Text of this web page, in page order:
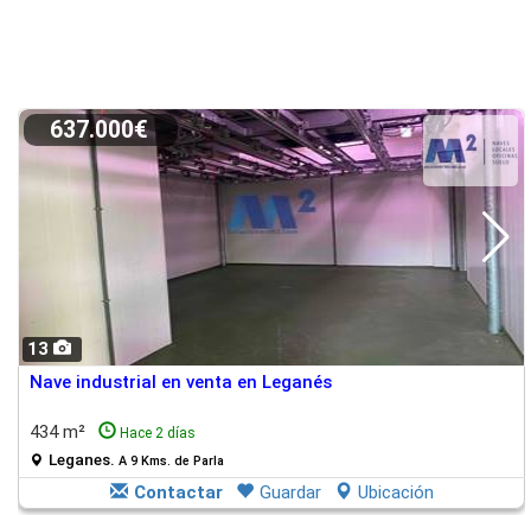
13
637.000€
Nave industrial en venta en Leganés
434 m² Hace 2 días
Leganes. A 9 Kms. de Parla
Contactar Guardar Ubicación